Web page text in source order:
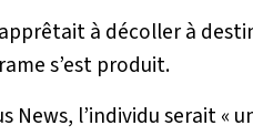
à décoller à
s’est produit.
News, l’individu serait «